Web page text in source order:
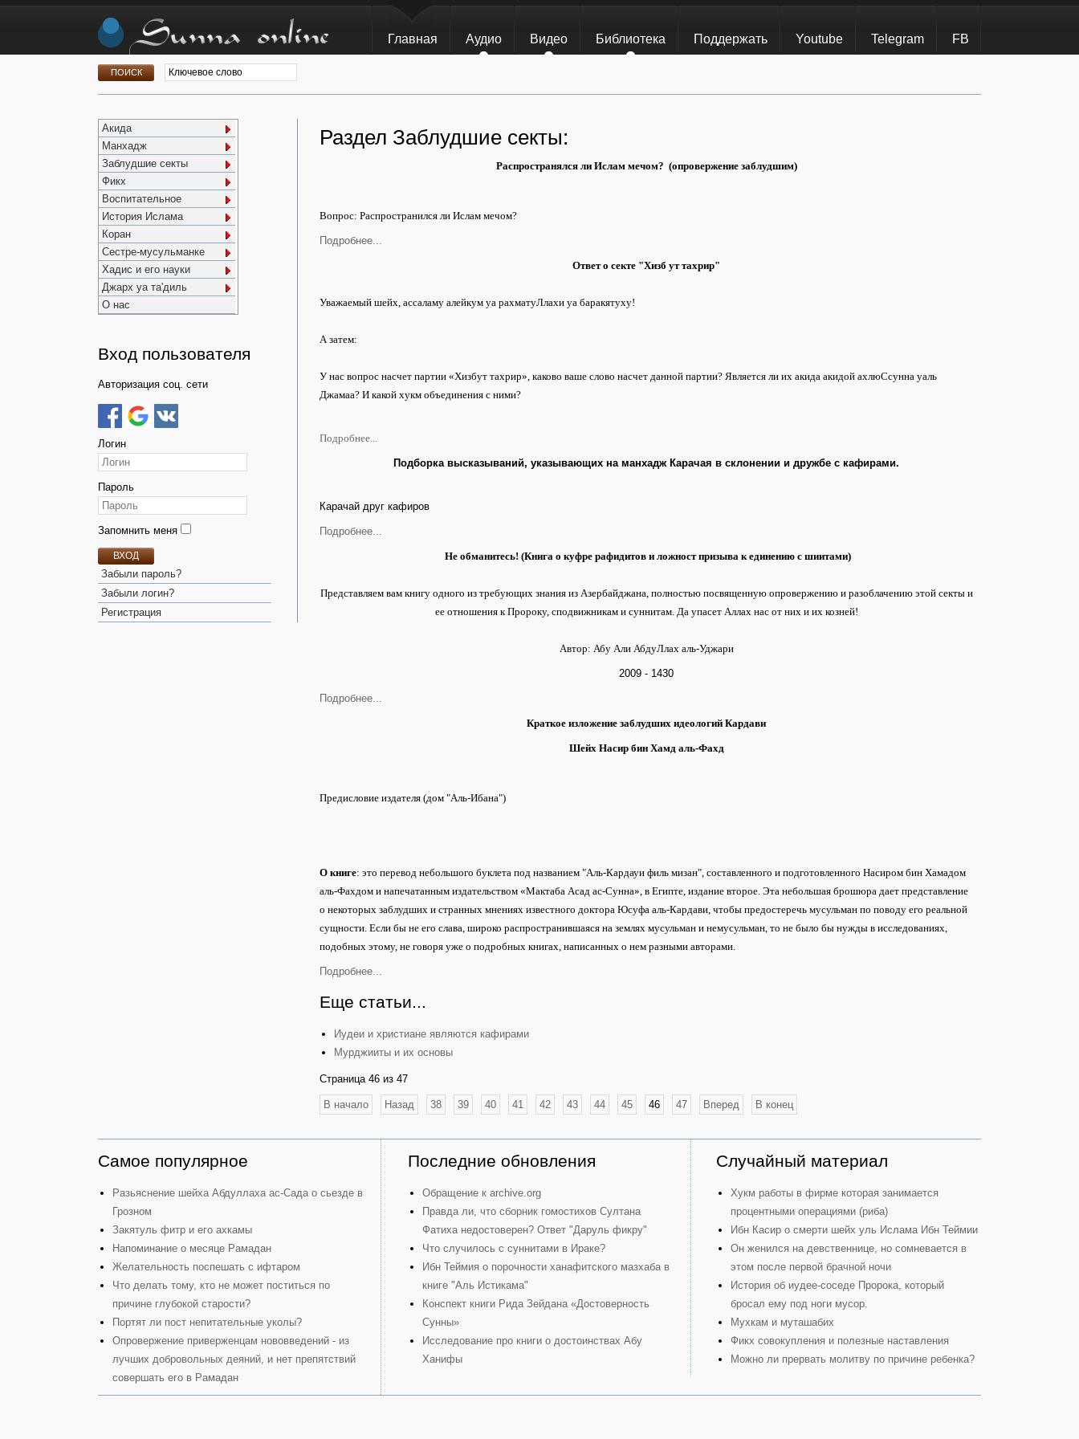
Главная Аудио Видео Библиотека Поддержать Youtube Telegram FB
Акида
Манхадж
Заблудшие секты
Фикх
Воспитательное
История Ислама
Коран
Сестре-мусульманке
Хадис и его науки
Джарх уа та'диль
О нас
Вход пользователя
Авторизация соц. сети
Логин
Пароль
Запомнить меня
ВХОД
Забыли пароль?
Забыли логин?
Регистрация
Раздел Заблудшие секты:
Распространялся ли Ислам мечом? (опровержение заблудшим)
Вопрос: Распространился ли Ислам мечом?
Подробнее...
Ответ о секте "Хизб ут тахрир"
Уважаемый шейх, ассаламу алейкум уа рахматуЛлахи уа баракятуху!
А затем:
У нас вопрос насчет партии «Хизбут тахрир», каково ваше слово насчет данной партии? Является ли их акида акидой ахлюСсунна уаль
Джамаа? И какой хукм объединения с ними?
Подробнее...
Подборка высказываний, указывающих на манхадж Карачая в склонении и дружбе с кафирами.
Карачай друг кафиров
Подробнее...
Не обманитесь! (Книга о куфре рафидитов и ложност призыва к единению с шиитами)
Представляем вам книгу одного из требующих знания из Азербайджана, полностью посвященную опровержению и разоблачению этой секты и
ее отношения к Пророку, сподвижникам и суннитам. Да упасет Аллах нас от них и их козней!
Автор: Абу Али АбдуЛлах аль-Уджари
2009 - 1430
Подробнее...
Краткое изложение заблудших идеологий Кардави
Шейх Насир бин Хамд аль-Фахд
Предисловие издателя (дом "Аль-Ибана")
О книге: это перевод небольшого буклета под названием "Аль-Кардауи филь мизан", составленного и подготовленного Насиром бин Хамадом
аль-Фахдом и напечатанным издательством «Мактаба Асад ас-Сунна», в Египте, издание второе. Эта небольшая брошюра дает представление
о некоторых заблудших и странных мнениях известного доктора Юсуфа аль-Кардави, чтобы предостеречь мусульман по поводу его реальной
сущности. Если бы не его слава, широко распространившаяся на землях мусульман и немусульман, то не было бы нужды в исследованиях,
подобных этому, не говоря уже о подробных книгах, написанных о нем разными авторами.
Подробнее...
Еще статьи...
Иудеи и христиане являются кафирами
Мурджииты и их основы
Страница 46 из 47
В начало Назад 38 39 40 41 42 43 44 45 46 47 Вперед В конец
Самое популярное
Разьяснение шейха Абдуллаха ас-Сада о сьезде в
Грозном
Закятуль фитр и его ахкамы
Напоминание о месяце Рамадан
Желательность поспешать с ифтаром
Что делать тому, кто не может поститься по
причине глубокой старости?
Портят ли пост непитательные уколы?
Опровержение приверженцам нововведений - из
лучших добровольных деяний, и нет препятствий
совершать его в Рамадан
Последние обновления
Обращение к archive.org
Правда ли, что сборник гомостихов Султана
Фатиха недостоверен? Ответ "Даруль фикру"
Что случилось с суннитами в Ираке?
Ибн Теймия о порочности ханафитского мазхаба в
книге "Аль Истикама"
Конспект книги Рида Зейдана «Достоверность
Сунны»
Исследование про книги о достоинствах Абу
Ханифы
Случайный материал
Хукм работы в фирме которая занимается
процентными операциями (риба)
Ибн Касир о смерти шейх уль Ислама Ибн Теймии
Он женился на девственнице, но сомневается в
этом после первой брачной ночи
История об иудее-соседе Пророка, который
бросал ему под ноги мусор.
Мухкам и муташабих
Фикх совокупления и полезные наставления
Можно ли прервать молитву по причине ребенка?